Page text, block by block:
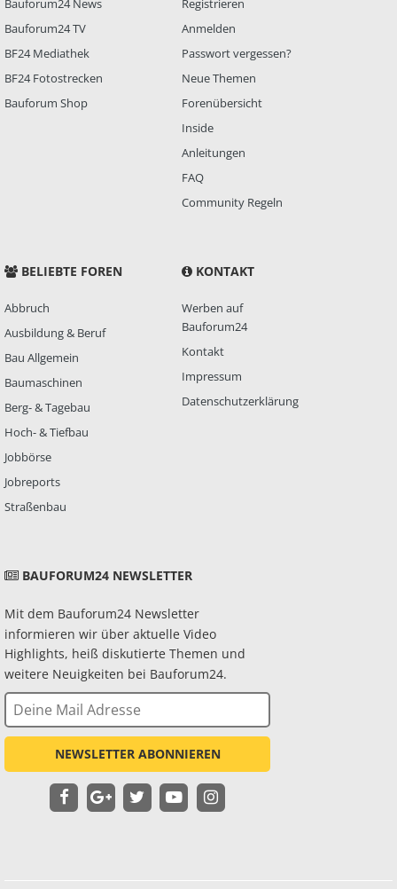
Bauforum24 News
Bauforum24 TV
BF24 Mediathek
BF24 Fotostrecken
Bauforum Shop
Registrieren
Anmelden
Passwort vergessen?
Neue Themen
Forenübersicht
Inside
Anleitungen
FAQ
Community Regeln
BELIEBTE FOREN
Abbruch
Ausbildung & Beruf
Bau Allgemein
Baumaschinen
Berg- & Tagebau
Hoch- & Tiefbau
Jobbörse
Jobreports
Straßenbau
KONTAKT
Werben auf
Bauforum24
Kontakt
Impressum
Datenschutzerklärung
BAUFORUM24 NEWSLETTER
Mit dem Bauforum24 Newsletter
informieren wir über aktuelle Video
Highlights, heiß diskutierte Themen und
weitere Neuigkeiten bei Bauforum24.
NEWSLETTER ABONNIEREN